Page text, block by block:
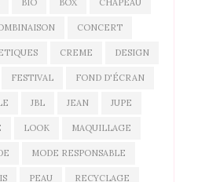
BIO BOX CHAPEAU
CONCERT
CREME DESIGN
FESTIVAL FOND D'ÉCRAN
JBL JEAN JUPE
LOOK MAQUILLAGE
MODE RESPONSABLE
PEAU RECYCLAGE